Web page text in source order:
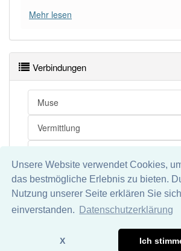
Unsere Website verwendet Cookies,
das bestmögliche Erlebnis zu bieten.
Nutzung unserer Seite erklären Sie
einverstanden.
Datenschutzerklärung
X Ich
Mehr lesen
Verbindungen
Muse
Vermittlung
Museum
Datenschutz
Wir übernehmen keine Garantie und